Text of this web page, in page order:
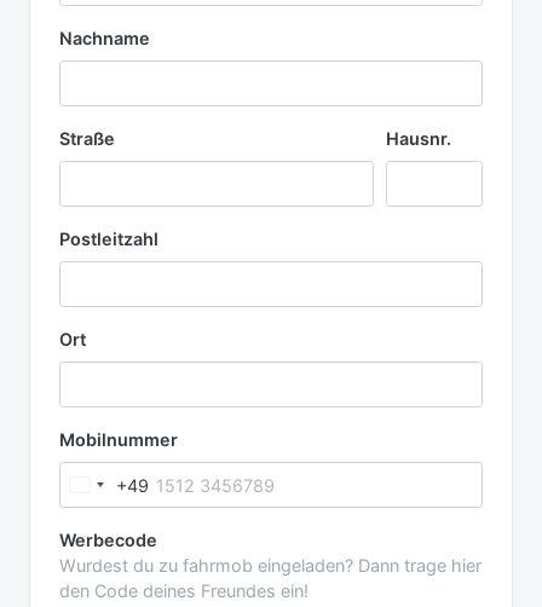
Nachname
Straße Hausnr.
Postleitzahl
Ort
Mobilnummer
+49
Werbecode
Wurdest du zu fahrmob eingeladen? Dann trage hier
den Code deines Freundes ein!